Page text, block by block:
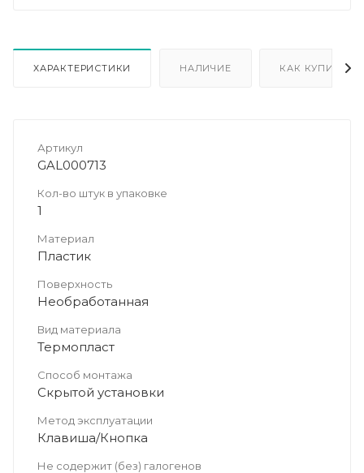
ХАРАКТЕРИСТИКИ НАЛИЧИЕ КАК КУПИТЬ
Артикул
GAL000713
Кол-во штук в упаковке
1
Материал
Пластик
Поверхность
Необработанная
Вид материала
Термопласт
Способ монтажа
Скрытой установки
Метод эксплуатации
Клавиша/Кнопка
Не содержит (без) галогенов